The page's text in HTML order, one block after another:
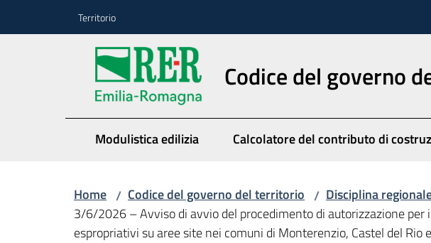
Territorio
Codice del governo
Modulistica edilizia Calcolatore del contributo di
Home / Codice del governo del territorio / Disciplina
3/6/2026 – Avviso di avvio del procedimento di autorizzazione per
espropriativi su aree site nei comuni di Monterenzio, Castel del Rio